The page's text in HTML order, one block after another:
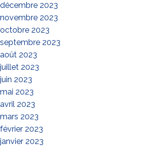
décembre 2023
novembre 2023
octobre 2023
septembre 2023
août 2023
juillet 2023
juin 2023
mai 2023
avril 2023
mars 2023
février 2023
janvier 2023